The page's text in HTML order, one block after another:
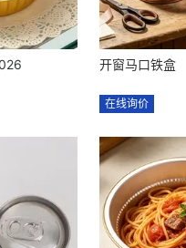
开窗马口铁盒
在线询价